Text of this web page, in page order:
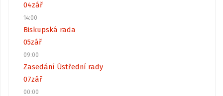
04zář
14:00
Biskupská rada
05zář
09:00
Zasedání Ústřední rady
07zář
00:00